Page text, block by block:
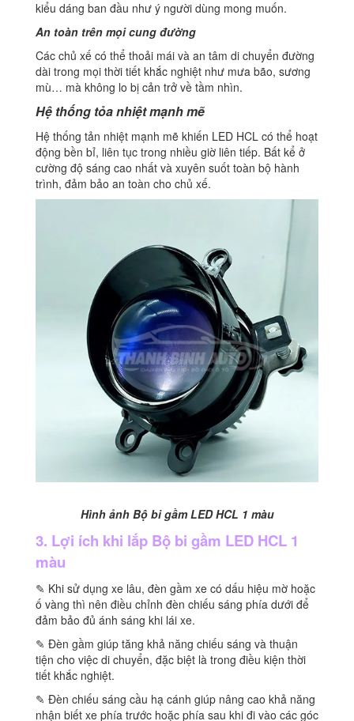
kiểu dáng ban đầu như ý người dùng mong muốn.
An toàn trên mọi cung đường
Các chủ xế có thể thoải mái và an tâm di chuyển đường
dài trong mọi thời tiết khắc nghiệt như mưa bão, sương
mù… mà không lo bị cản trở về tầm nhìn.
Hệ thống tỏa nhiệt mạnh mẽ
Hệ thống tản nhiệt mạnh mẽ khiến LED HCL có thể hoạt
động bền bỉ, liên tục trong nhiều giờ liên tiếp. Bất kể ở
cường độ sáng cao nhất và xuyên suốt toàn bộ hành
trình, đảm bảo an toàn cho chủ xế.
Hình ảnh Bộ bi gầm LED HCL 1 màu
3. Lợi ích khi lắp Bộ bi gầm LED HCL 1
màu
✎ Khi sử dụng xe lâu, đèn gầm xe có dấu hiệu mờ hoặc
ố vàng thì nên điều chỉnh đèn chiếu sáng phía dưới để
đảm bảo đủ ánh sáng khi lái xe.
✎ Đèn gầm giúp tăng khả năng chiếu sáng và thuận
tiện cho việc di chuyển, đặc biệt là trong điều kiện thời
tiết khắc nghiệt.
✎ Đèn chiếu sáng cầu hạ cánh giúp nâng cao khả năng
nhận biết xe phía trước hoặc phía sau khi đi vào các góc